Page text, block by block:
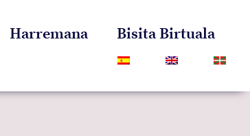
Harremana Bisita Birtuala